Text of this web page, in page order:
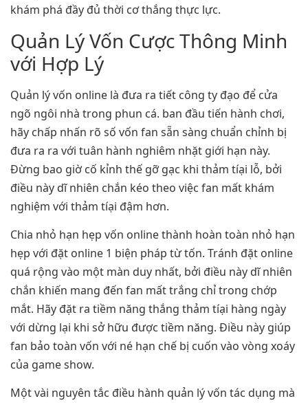
khám phá đầy đủ thời cơ thắng thực lực.
Quản Lý Vốn Cược Thông Minh
với Hợp Lý
Quản lý vốn online là đưa ra tiết công ty đạo để cửa
ngõ ngôi nhà trong phun cá. ban đầu tiến hành chơi,
hãy chấp nhấn rõ số vốn fan sẵn sàng chuẩn chỉnh bị
đưa ra ra với tuân hành nghiêm nhặt giới hạn này.
Đừng bao giờ cố kỉnh thế gỡ gạc khi thảm tíại lỗ, bởi
điều này dĩ nhiên chắn kéo theo việc fan mất khám
nghiệm với thảm tíại đậm hơn.
Chia nhỏ hạn hẹp vốn online thành hoàn toàn nhỏ hạn
hẹp với đặt online 1 biện pháp từ tốn. Tránh đặt online
quá rộng vào một màn duy nhất, bởi điều này dĩ nhiên
chắn khiến mang đến fan mất trắng chỉ trong chớp
mắt. Hãy đặt ra tiềm năng thắng thảm tíại hàng ngày
với dừng lại khi sở hữu được tiềm năng. Điều này giúp
fan bảo toàn vốn với né hạn chế bị cuốn vào vòng xoáy
của game show.
Một vài nguyên tắc điều hành quản lý vốn tác dụng mà